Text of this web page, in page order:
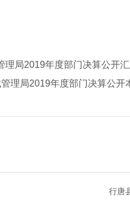
理局2019年度部门决算公开
理局2019年度部门决算公开